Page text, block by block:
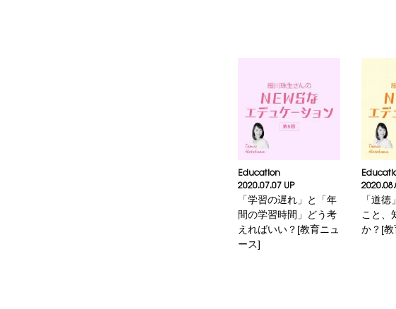
Education
2020.07.07 UP
「学習の遅れ」と「年
間の学習時間」どう考
えればいい？[教育ニュ
ース]
「道
こと、
か？[教